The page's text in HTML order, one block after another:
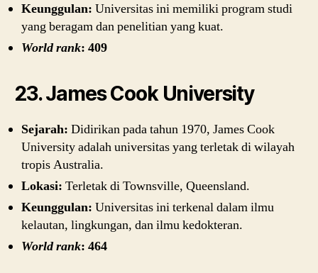
Keunggulan: Universitas ini memiliki program studi
yang beragam dan penelitian yang kuat.
World rank: 409
23. James Cook University
Sejarah: Didirikan pada tahun 1970, James Cook
University adalah universitas yang terletak di wilayah
tropis Australia.
Lokasi: Terletak di Townsville, Queensland.
Keunggulan: Universitas ini terkenal dalam ilmu
kelautan, lingkungan, dan ilmu kedokteran.
World rank: 464